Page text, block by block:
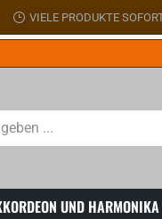
VIELE PRODUKTE
UND HARMONIKA